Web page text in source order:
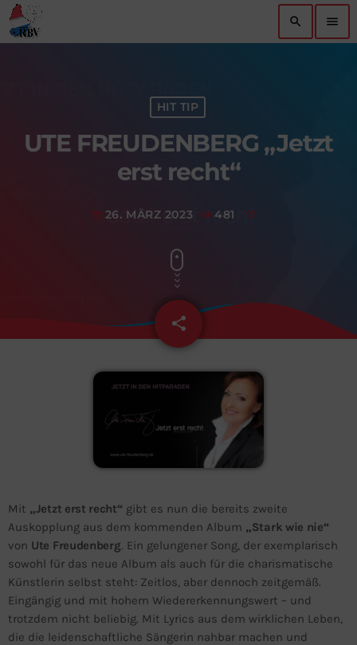
search menu
HIT TIP
UTE FREUDENBERG „Jetzt
erst recht“
today 26. MÄRZ 2023 481
share
email
Mit „Jetzt erst recht“ gibt es nun die bereits zweite
Auskopplung aus dem kommenden Album „Stark wie nie“
von Ute Freudenberg. Ein gelungener Song, der exemplarisch
sowohl für das neue Album als auch für die charismatische
Künstlerin selbst steht: Zeitlos, aber dennoch zeitgemäß.
Eingängig und mit hohem Wiedererkennungswert – und
trotzdem nicht beliebig. Mit Lyrics aus dem wirklichen Leben,
die die leidenschaftliche Sängerin nahbar machen und